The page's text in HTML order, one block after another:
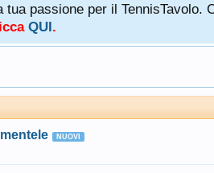
passione per il TennisTavolo.
QUI.